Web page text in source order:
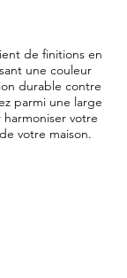
de finitions en
une couleur
durable contre
parmi une large
votre
votre maison.